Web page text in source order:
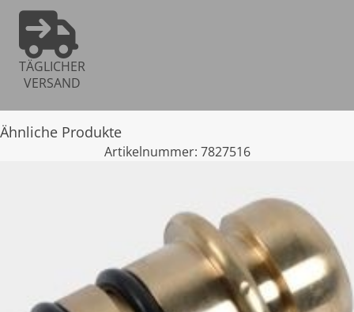
TÄGLICHER
VERSAND
Ähnliche Produkte
Artikelnummer: 7827516